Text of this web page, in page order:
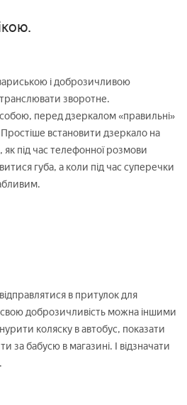
і доброзичливою
зворотне.
перед дзеркалом «правильні»
встановити дзеркало на
під час телефонної розмови
губа, а коли під час суперечки
в притулок для
доброзичливість можна іншими
коляску в автобус, показати
за бабусю в магазині. І відзначати